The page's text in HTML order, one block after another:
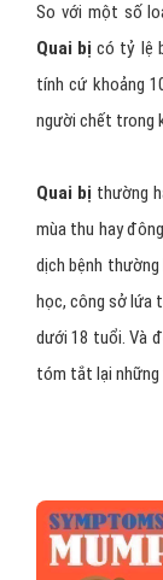
So với một số
Quai bị có tỷ lệ
tính cứ khoảng
người chết trong
Quai bị thường
mùa thu hay
dịch bệnh
học, công sở lứa
dưới 18 tuổi. Và
tóm tắt lại những